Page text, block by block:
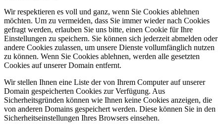
Wir respektieren es voll und ganz, wenn Sie Cookies ablehnen
möchten. Um zu vermeiden, dass Sie immer wieder nach Cookies
gefragt werden, erlauben Sie uns bitte, einen Cookie für Ihre
Einstellungen zu speichern. Sie können sich jederzeit abmelden oder
andere Cookies zulassen, um unsere Dienste vollumfänglich nutzen
zu können. Wenn Sie Cookies ablehnen, werden alle gesetzten
Cookies auf unserer Domain entfernt.
Wir stellen Ihnen eine Liste der von Ihrem Computer auf unserer
Domain gespeicherten Cookies zur Verfügung. Aus
Sicherheitsgründen können wie Ihnen keine Cookies anzeigen, die
von anderen Domains gespeichert werden. Diese können Sie in den
Sicherheitseinstellungen Ihres Browsers einsehen.